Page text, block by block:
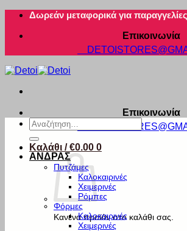
Μετάβαση
περιεχόμενο
Δωρεάν μεταφορικά για
Επικοινωνία
Επικοινωνία
Καλάθι /€0.00 0
Κανένα προϊόν στο καλάθι σας.
Αναζήτηση
για:
ΑΝΔΡΑΣ
Πυτζάμες
Καλοκαιρινές
Χειμερινές
Ρόμπες
Φόρμες
Καλοκαιρινές
Χειμερινές